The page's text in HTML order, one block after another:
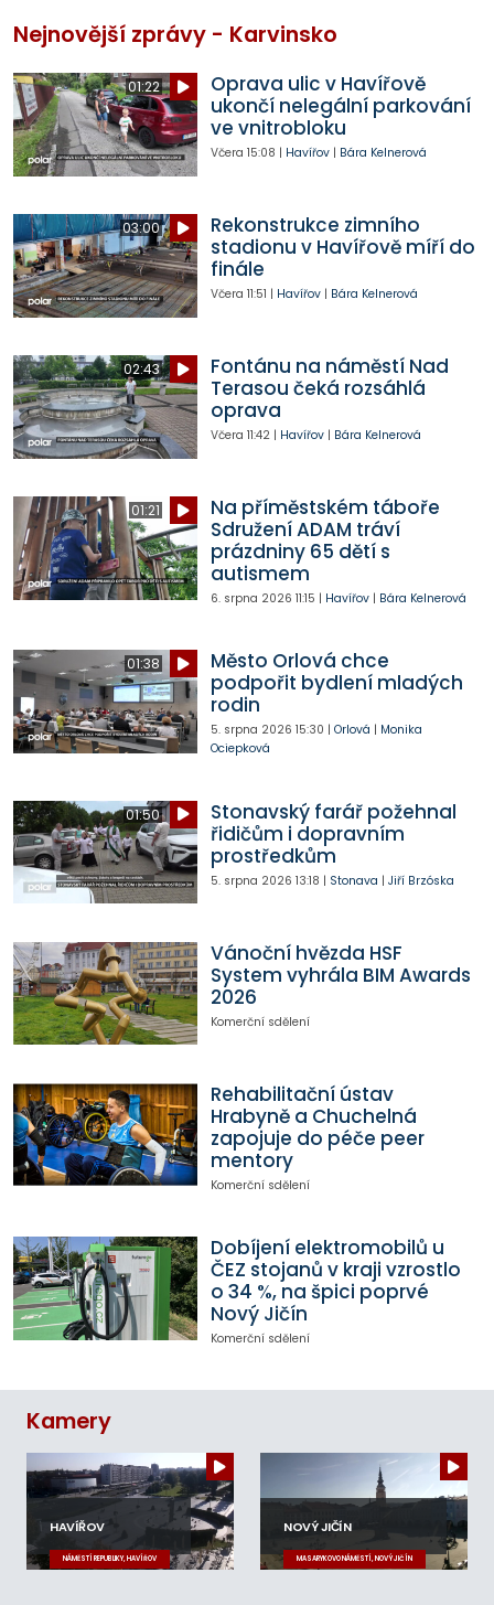
Nejnovější zprávy - Karvinsko
01:22
Oprava ulic v Havířově
ukončí nelegální parkování
ve vnitrobloku
Včera 15:08 | Havířov| Bára Kelnerová
03:00
Rekonstrukce zimního
stadionu v Havířově míří do
finále
Včera 11:51 | Havířov| Bára Kelnerová
02:43
Fontánu na náměstí Nad
Terasou čeká rozsáhlá
oprava
Včera 11:42| Havířov| Bára Kelnerová
01:21
Na příměstském táboře
Sdružení ADAM tráví
prázdniny 65 dětí s
autismem
6. srpna 2026 11:15 | Havířov| Bára Kelnerová
01:38
Město Orlová chce
podpořit bydlení mladých
rodin
5. srpna 2026 15:30 | Orlová | Monika
Ociepková
01:50
Stonavský farář požehnal
řidičům i dopravním
prostředkům
5. srpna 2026 13:18 | Stonava | Jiří Brzóska
Vánoční hvězda HSF
System vyhrála BIM Awards
2026
Komerční sdělení
Rehabilitační ústav
Hrabyně a Chuchelná
zapojuje do péče peer
mentory
Komerční sdělení
Dobíjení elektromobilů u
ČEZ stojanů v kraji vzrostlo
o 34 %, na špici poprvé
Nový Jičín
Komerční sdělení
Kamery
HAVÍŘOV
NÁMĚSTÍ REPUBLIKY, HAVÍŘOV
NOVÝ JIČÍN
MASARYKOVO NÁMĚSTÍ, NOVÝ JIČÍN